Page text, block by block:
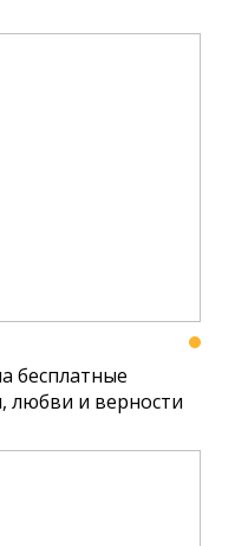
бесплатные
любви и верности